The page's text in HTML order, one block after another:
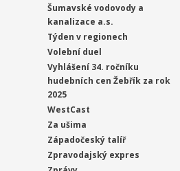
Šumavské vodovody a
kanalizace a.s.
Týden v regionech
Volební duel
Vyhlášení 34. ročníku
hudebních cen Žebřík za rok
2025
WestCast
Za ušima
Západočeský talíř
Zpravodajský expres